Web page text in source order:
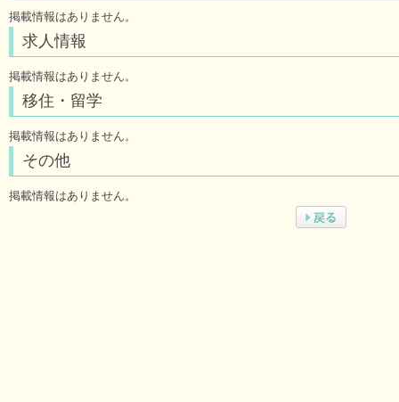
掲載情報はありません。
求人情報
掲載情報はありません。
移住・留学
掲載情報はありません。
その他
掲載情報はありません。